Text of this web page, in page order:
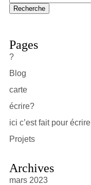
Pages
?
Blog
carte
écrire?
ici c’est fait pour écrire
Projets
Archives
mars 2023